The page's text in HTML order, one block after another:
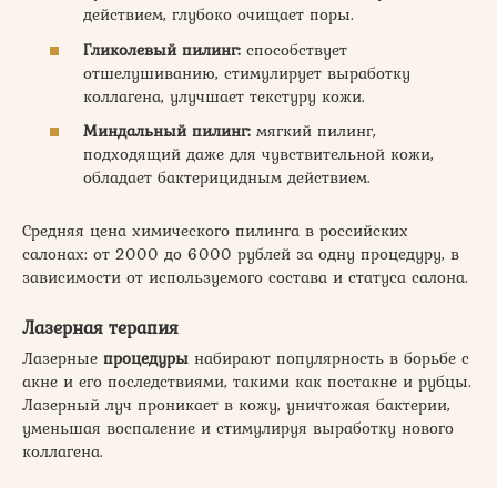
действием, глубоко очищает поры.
Гликолевый пилинг: способствует
отшелушиванию, стимулирует выработку
коллагена, улучшает текстуру кожи.
Миндальный пилинг: мягкий пилинг,
подходящий даже для чувствительной кожи,
обладает бактерицидным действием.
Средняя цена химического пилинга в российских
салонах: от 2000 до 6000 рублей за одну процедуру, в
зависимости от используемого состава и статуса салона.
Лазерная терапия
Лазерные процедуры набирают популярность в борьбе с
акне и его последствиями, такими как постакне и рубцы.
Лазерный луч проникает в кожу, уничтожая бактерии,
уменьшая воспаление и стимулируя выработку нового
коллагена.